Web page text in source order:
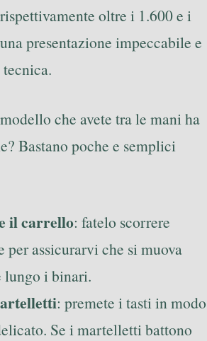
oltre i 1.600 e i
presentazione impeccabile e
che avete tra le mani ha
Bastano poche e semplici
il carrello: fatelo scorrere
per assicurarvi che si muova
lungo i binari.
: premete i tasti in modo
Se i martelletti battono